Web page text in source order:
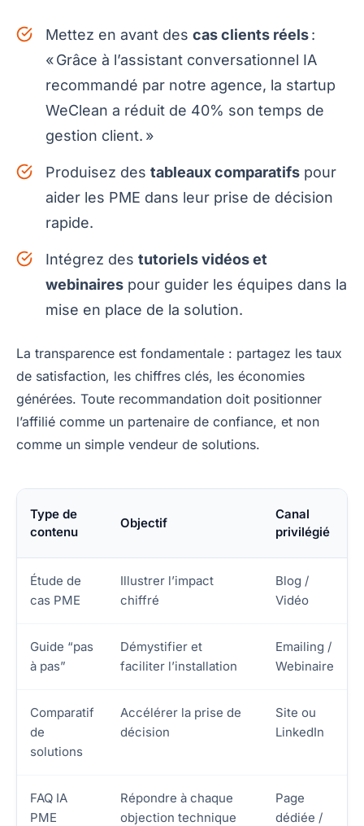
Mettez en avant des cas clients réels:
« Grâce à l’assistant conversationnel IA
recommandé par notre agence, la startup
WeClean a réduit de 40% son temps de
gestion client. »
Produisez des tableaux comparatifs pour
aider les PME dans leur prise de décision
rapide.
Intégrez des tutoriels vidéos et
webinaires pour guider les équipes dans la
mise en place de la solution.
La transparence est fondamentale : partagez les taux
de satisfaction, les chiffres clés, les économies
générées. Toute recommandation doit positionner
l’affilié comme un partenaire de confiance, et non
comme un simple vendeur de solutions.
Type de
contenu
Objectif
Canal
privilégié
Étude de
cas PME
Illustrer l’impact
chiffré
Blog /
Vidéo
Guide “pas
à pas”
Démystifier et
faciliter l’installation
Emailing /
Webinaire
Comparatif
de
solutions
Accélérer la prise de
décision
Site ou
LinkedIn
FAQ IA
PME
Répondre à chaque
objection technique
Page
dédiée /